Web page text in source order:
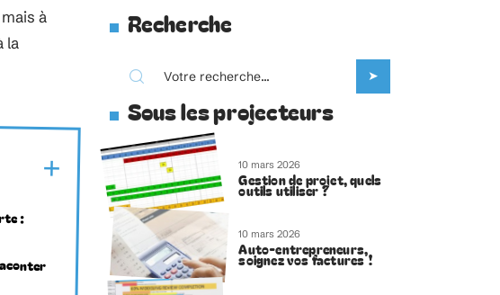
à
la
:
Recherche
Sous les projecteurs
10 mars 2026
Gestion de projet, quels
outils utiliser ?
10 mars 2026
Auto-entrepreneurs,
soignez vos factures !